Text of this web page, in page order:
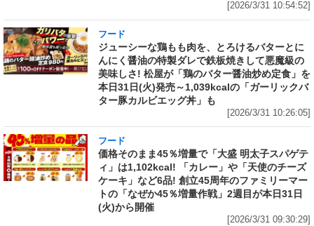
[2026/3/31 10:54:52]
フード
ジューシーな鶏もも肉を、とろけるバターとに
んにく醤油の特製ダレで鉄板焼きして悪魔級の
美味しさ! 松屋が「鶏のバター醤油炒め定食」を
本日31日(火)発売～1,039kcalの「ガーリックバ
ター豚カルビエッグ丼」も
[2026/3/31 10:26:05]
フード
価格そのまま45％増量で「大盛 明太子スパゲテ
ィ」は1,102kcal! 「カレー」や「天使のチーズ
ケーキ」など6品! 創立45周年のファミリーマー
トの「なぜか45％増量作戦」2週目が本日31日
(火)から開催
[2026/3/31 09:30:29]